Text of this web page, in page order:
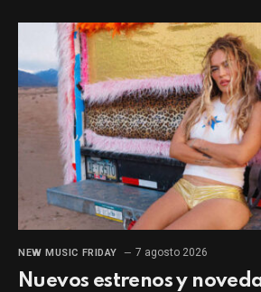
NEW MUSIC FRIDAY 7 agosto 2026
Nuevos estrenos y